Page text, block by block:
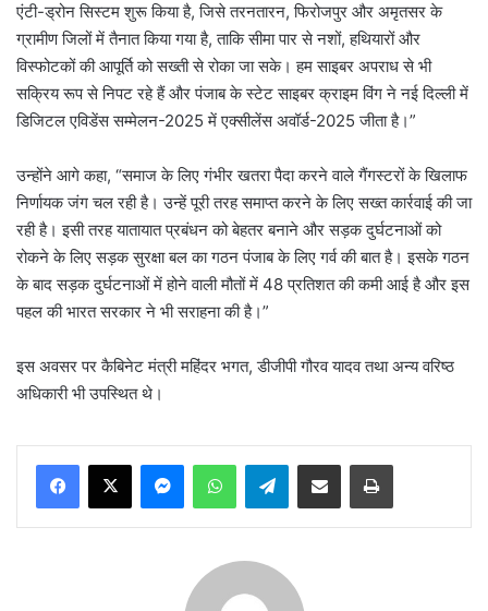
एंटी-ड्रोन सिस्टम शुरू किया है, जिसे तरनतारन, फिरोजपुर और अमृतसर के
ग्रामीण जिलों में तैनात किया गया है, ताकि सीमा पार से नशों, हथियारों और
विस्फोटकों की आपूर्ति को सख्ती से रोका जा सके। हम साइबर अपराध से भी
सक्रिय रूप से निपट रहे हैं और पंजाब के स्टेट साइबर क्राइम विंग ने नई दिल्ली में
डिजिटल एविडेंस सम्मेलन-2025 में एक्सीलेंस अवॉर्ड-2025 जीता है।”
उन्होंने आगे कहा, “समाज के लिए गंभीर खतरा पैदा करने वाले गैंगस्टरों के खिलाफ
निर्णायक जंग चल रही है। उन्हें पूरी तरह समाप्त करने के लिए सख्त कार्रवाई की जा
रही है। इसी तरह यातायात प्रबंधन को बेहतर बनाने और सड़क दुर्घटनाओं को
रोकने के लिए सड़क सुरक्षा बल का गठन पंजाब के लिए गर्व की बात है। इसके गठन
के बाद सड़क दुर्घटनाओं में होने वाली मौतों में 48 प्रतिशत की कमी आई है और इस
पहल की भारत सरकार ने भी सराहना की है।”
इस अवसर पर कैबिनेट मंत्री महिंदर भगत, डीजीपी गौरव यादव तथा अन्य वरिष्ठ
अधिकारी भी उपस्थित थे।
MessengerWhatsAppTelegramShare via Email Print